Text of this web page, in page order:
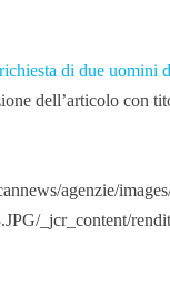
di due uomini
dell’articolo con
agenzie/
_jcr_content/